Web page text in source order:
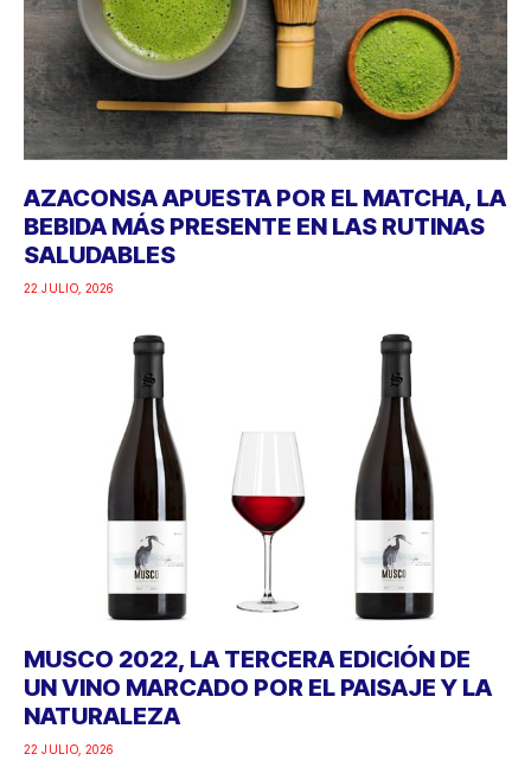
AZACONSA APUESTA POR EL MATCHA, LA
BEBIDA MÁS PRESENTE EN LAS RUTINAS
SALUDABLES
22 JULIO, 2026
MUSCO 2022, LA TERCERA EDICIÓN DE
UN VINO MARCADO POR EL PAISAJE Y LA
NATURALEZA
22 JULIO, 2026